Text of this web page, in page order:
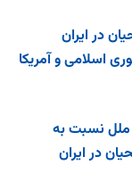
در ایران
اسلامی و آمریکا
ملل نسبت به
در ایران